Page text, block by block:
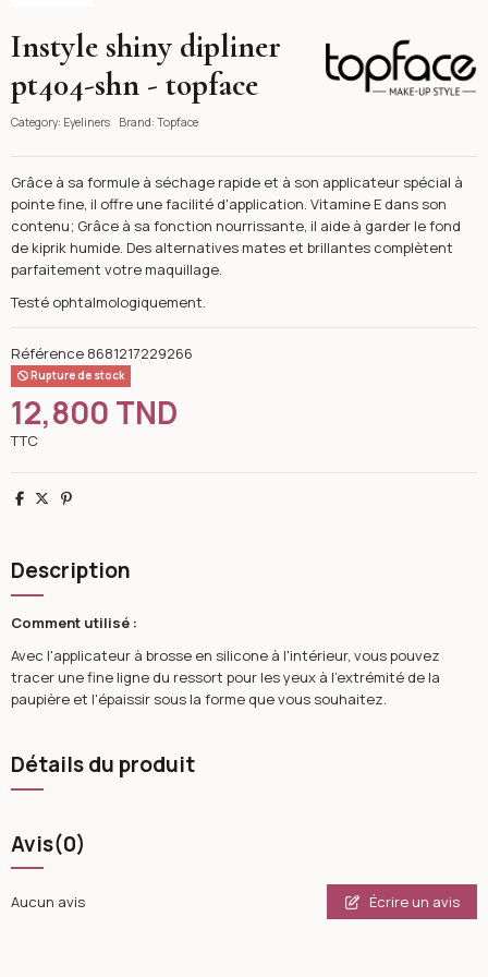
Instyle shiny dipliner
pt404-shn - topface
Category: Eyeliners Brand: Topface
Grâce à sa formule à séchage rapide et à son applicateur spécial à
pointe fine, il offre une facilité d'application. Vitamine E dans son
contenu; Grâce à sa fonction nourrissante, il aide à garder le fond
de kiprik humide. Des alternatives mates et brillantes complètent
parfaitement votre maquillage.
Testé ophtalmologiquement.
Référence 8681217229266
Rupture de stock
12,800 TND
TTC
Partager
TweetPinterest
Description
Comment utilisé :
Avec l'applicateur à brosse en silicone à l'intérieur, vous pouvez
tracer une fine ligne du ressort pour les yeux à l'extrémité de la
paupière et l'épaissir sous la forme que vous souhaitez.
Détails du produit
Avis(0)
Aucun avis Écrire un avis